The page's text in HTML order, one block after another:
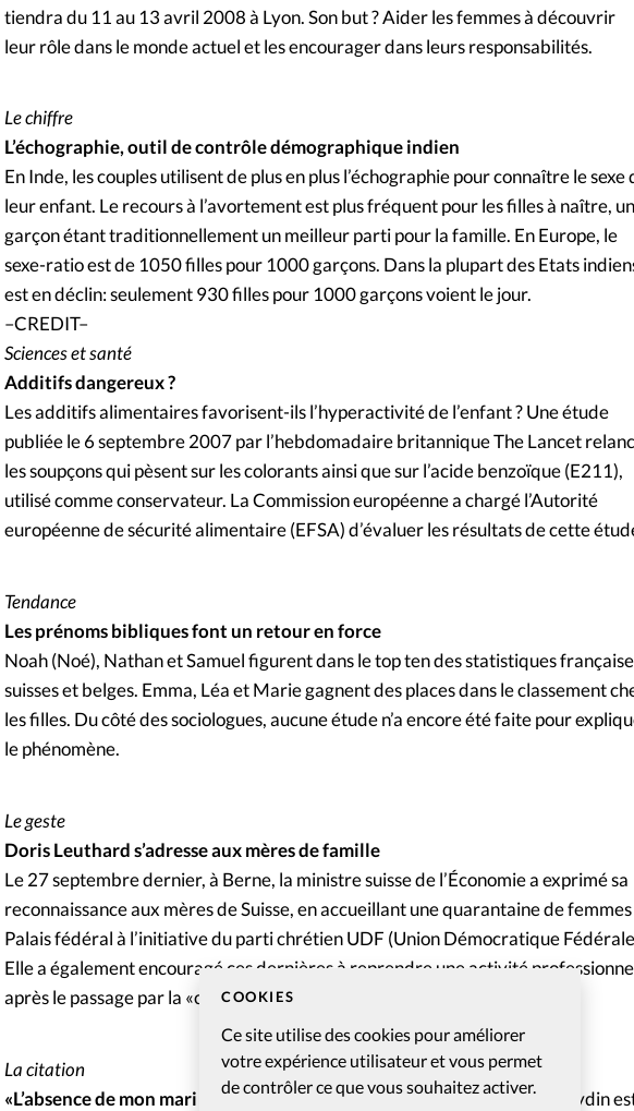
COOKIES
Ce site utilise des cookies pour améliorer
votre expérience utilisateur et vous permet
de contrôler ce que vous souhaitez activer.
tiendra du 11 au 13 avril 2008 à Lyon. Son but ? Aider les femmes à découvrir
leur rôle dans le monde actuel et les encourager dans leurs responsabilités.
Le chiffre
L’échographie, outil de contrôle démographique indien
En Inde, les couples utilisent de plus en plus l’échographie pour connaître le sexe
leur enfant. Le recours à l’avortement est plus fréquent pour les filles à naître, un
garçon étant traditionnellement un meilleur parti pour la famille. En Europe, le
sexe-ratio est de 1050 filles pour 1000 garçons. Dans la plupart des Etats
est en déclin: seulement 930 filles pour 1000 garçons voient le jour.
–CREDIT–
Sciences et santé
Additifs dangereux ?
Les additifs alimentaires favorisent-ils l’hyperactivité de l’enfant ? Une étude
publiée le 6 septembre 2007 par l’hebdomadaire britannique The Lancet
les soupçons qui pèsent sur les colorants ainsi que sur l’acide benzoïque (E211),
utilisé comme conservateur. La Commission européenne a chargé l’Autorité
européenne de sécurité alimentaire (EFSA) d’évaluer les résultats de cette
Tendance
Les prénoms bibliques font un retour en force
Noah (Noé), Nathan et Samuel figurent dans le top ten des statistiques
suisses et belges. Emma, Léa et Marie gagnent des places dans le classement
les filles. Du côté des sociologues, aucune étude n’a encore été faite pour
le phénomène.
Le geste
Doris Leuthard s’adresse aux mères de famille
Le 27 septembre dernier, à Berne, la ministre suisse de l’Économie a exprimé sa
reconnaissance aux mères de Suisse, en accueillant une quarantaine de
Palais fédéral à l’initiative du parti chrétien UDF (Union Démocratique
Elle a également encouragé ces dernières à reprendre une activité
après le passage par la «case maternité»
La citation
«L’absence de mon mari est une croix quotidienne pour moi». Semse Aydin